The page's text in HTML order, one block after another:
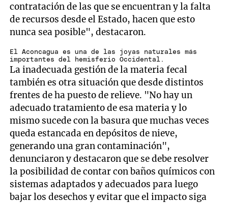
contratación de las que se encuentran y la falta
de recursos desde el Estado, hacen que esto
nunca sea posible", destacaron.
El Aconcagua es una de las joyas naturales más
importantes del hemisferio Occidental.
La inadecuada gestión de la materia fecal
también es otra situación que desde distintos
frentes de ha puesto de relieve. "No hay un
adecuado tratamiento de esa materia y lo
mismo sucede con la basura que muchas veces
queda estancada en depósitos de nieve,
generando una gran contaminación",
denunciaron y destacaron que se debe resolver
la posibilidad de contar con baños químicos con
sistemas adaptados y adecuados para luego
bajar los desechos y evitar que el impacto siga